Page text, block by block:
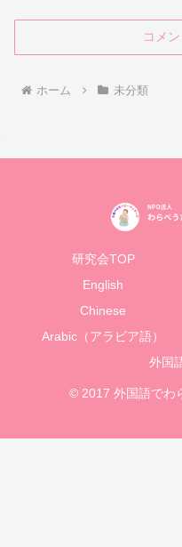
コメ
ホーム 未分類
研究会TOP
English
Chinese
Arabic（アラビア語）
外国
© 2017 外国語でわ